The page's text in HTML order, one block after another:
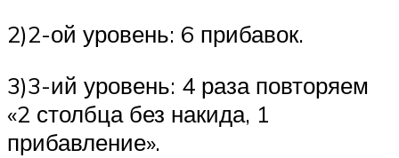
2)2-ой уровень: 6 прибавок.
3)3-ий уровень: 4 раза повторяем
«2 столбца без накида, 1
прибавление».